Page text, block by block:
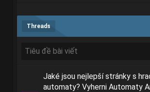
Threads
Jaké jsou nejlepší stránky s
automaty? Vyherni Automaty